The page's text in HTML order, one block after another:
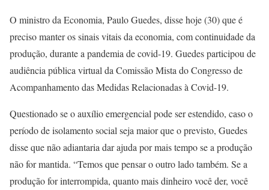
O ministro da Economia, Paulo Guedes, disse hoje (30) que é
preciso manter os sinais vitais da economia, com continuidade da
produção, durante a pandemia de covid-19. Guedes participou de
audiência pública virtual da Comissão Mista do Congresso de
Acompanhamento das Medidas Relacionadas à Covid-19.
Questionado se o auxílio emergencial pode ser estendido, caso o
período de isolamento social seja maior que o previsto, Guedes
disse que não adiantaria dar ajuda por mais tempo se a produção
não for mantida. “Temos que pensar o outro lado também. Se a
produção for interrompida, quanto mais dinheiro você der, você